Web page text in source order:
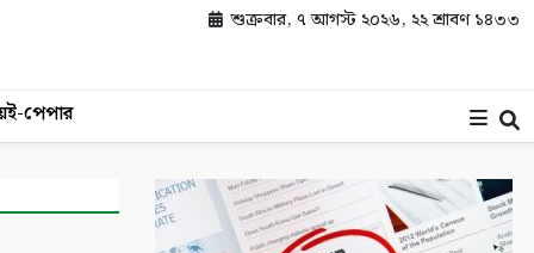
শুক্রবার, ৭ আগস্ট ২০২৬, ২২ শ্রাবণ ১৪৩৩
ই-পেপার